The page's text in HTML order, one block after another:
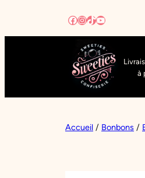
Facebook
Instagram
TikTok
YouTube
à
Accueil / Bonbons /